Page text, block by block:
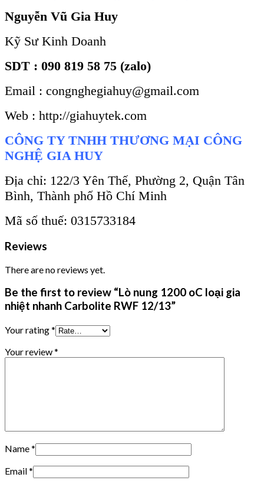
Nguyễn Vũ Gia Huy
Kỹ Sư Kinh Doanh
SDT : 090 819 58 75 (zalo)
Email : congnghegiahuy@gmail.com
Web : http://giahuytek.com
CÔNG TY TNHH THƯƠNG MẠI CÔNG
NGHỆ GIA HUY
Địa chỉ: 122/3 Yên Thế, Phường 2, Quận Tân
Bình, Thành phố Hồ Chí Minh
Mã số thuế: 0315733184
Reviews
There are no reviews yet.
Be the first to review “Lò nung 1200 oC loại gia
nhiệt nhanh Carbolite RWF 12/13”
Your rating*
Your review*
Name*
Email*